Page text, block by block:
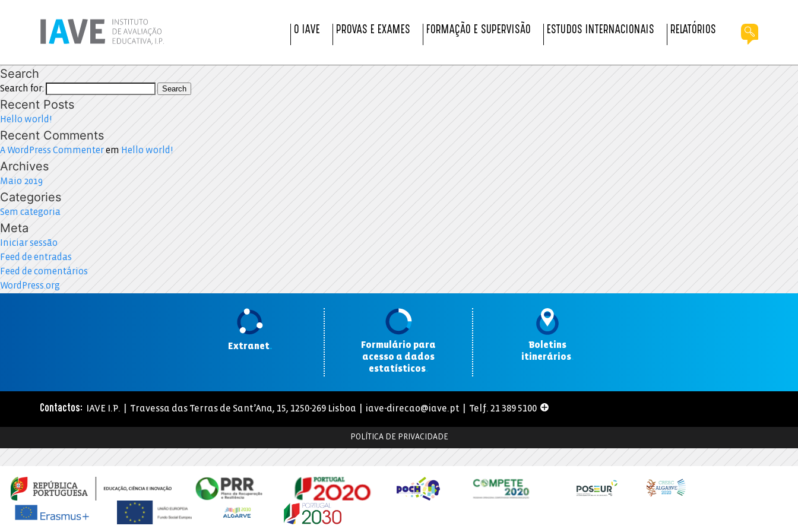
O IAVE PROVAS E EXAMES FORMAÇÃO E SUPERVISÃO ESTUDOS INTERNACIONAIS RELATÓRIOS
Search
Search for: Search
Recent Posts
Hello world!
Recent Comments
A WordPress Commenterem Hello world!
Archives
Maio 2019
Categories
Sem categoria
Meta
Iniciar sessão
Feed de entradas
Feed de comentários
WordPress.org
Extranet.
Formulário para
acesso a dados
estatísticos.
Boletins
itinerários.
Contactos: IAVE I.P. | Travessa das Terras de Sant’Ana, 15, 1250-269 Lisboa | iave-direcao@iave.pt | Telf. 21 389 5100
POLÍTICA DE PRIVACIDADE